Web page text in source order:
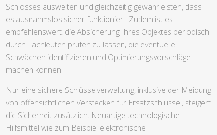
Schlosses ausweiten und gleichzeitig gewährleisten, dass
es ausnahmslos sicher funktioniert. Zudem ist es
empfehlenswert, die Absicherung Ihres Objektes periodisch
durch Fachleuten prüfen zu lassen, die eventuelle
Schwächen identifizieren und Optimierungsvorschläge
machen können.
Nur eine sichere Schlüsselverwaltung, inklusive der Meidung
von offensichtlichen Verstecken für Ersatzschlüssel, steigert
die Sicherheit zusätzlich. Neuartige technologische
Hilfsmittel wie zum Beispiel elektronische